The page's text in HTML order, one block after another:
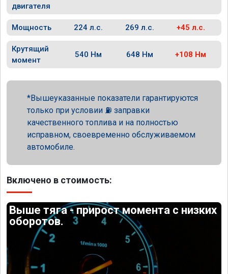
двигателя
Мощность 224 л.с. 269 л.с. +45 л.с.
Крутящий
момент
540 Нм 648 Нм +108 Нм
Вышеуказанные показатели гарантируются
только при условии ⛽ заправки
качественного топлива и на полностью
исправном, своевременно обслуживаемом
автомобиле.
Включено в стоимость:
Выше тяга - прирост момента с низких
оборотов.